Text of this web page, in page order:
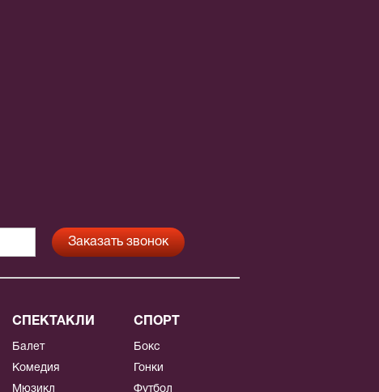
СПЕКТАКЛИ
Балет
Комедия
Мюзикл
СПОРТ
Бокс
Гонки
Футбол